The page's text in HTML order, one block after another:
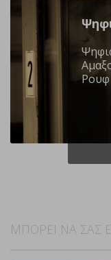
Ρουφ
ΜΠΟΡΕΙ ΝΑ ΣΑΣ